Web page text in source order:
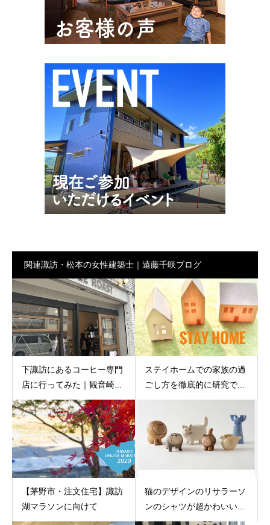
関連諏訪・松本の女性建築士｜遠藤千咲ブログ
下諏訪にあるコーヒー専門
店に行ってみた｜観音崎...
ステイホームでの家族の過
ごし方を徹底的に研究で...
【茅野市・注文住宅】諏訪
湖マラソンに向けて
猫のデザインのリサラーソ
ンのシャツが超かわいい...